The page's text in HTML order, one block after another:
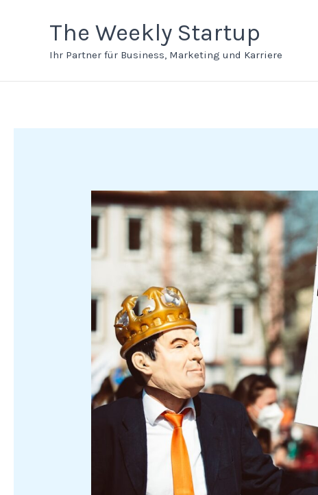
The Weekly Startup
Ihr Partner für Business, Marketing und Karriere